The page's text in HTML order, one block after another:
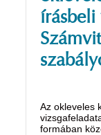
írásbeli
Az okleveles
formában